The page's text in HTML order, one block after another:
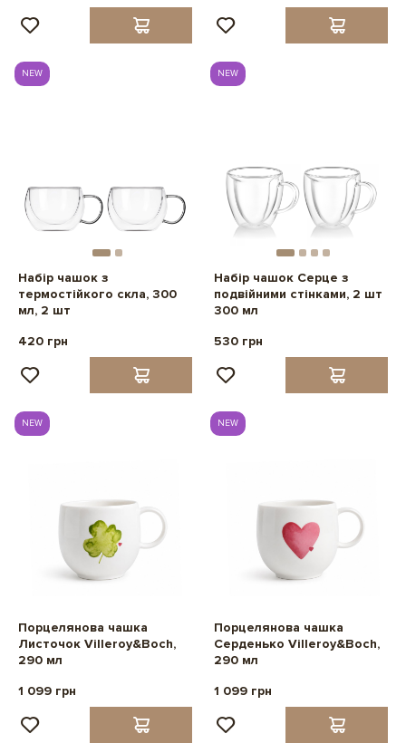
NEW
Набір чашок з
термостійкого скла, 300
мл, 2 шт
420 грн
NEW
Набір чашок Серце з
подвійними стінками, 2 шт
300 мл
530 грн
NEW
Порцелянова чашка
Листочок Villeroy&Boch,
290 мл
1 099 грн
NEW
Порцелянова чашка
Серденько Villeroy&Boch,
290 мл
1 099 грн